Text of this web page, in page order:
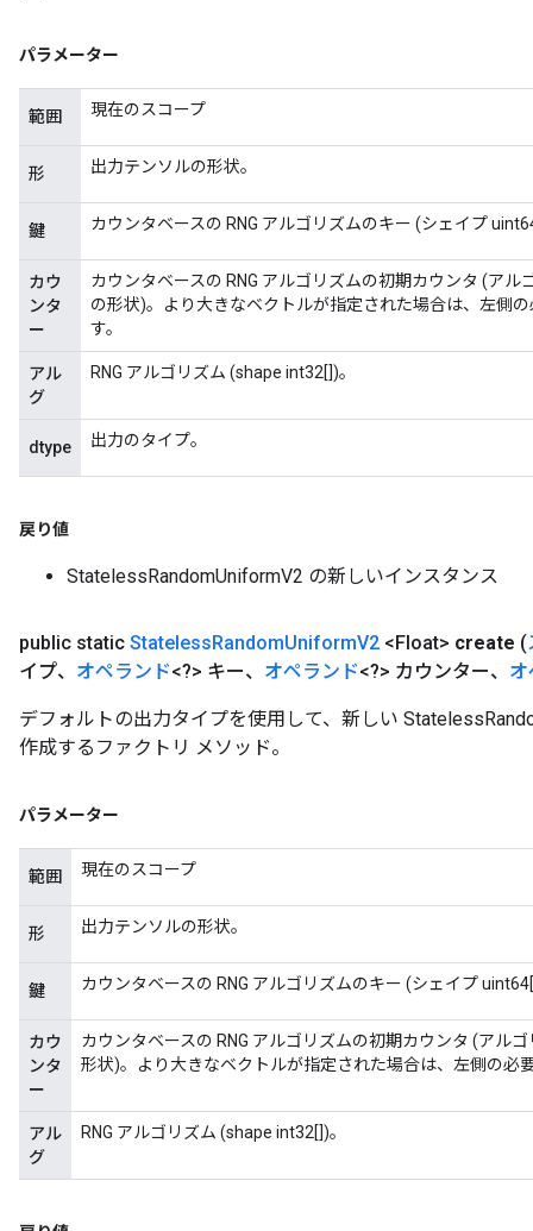
パラメーター
範囲 現在のスコープ
形 出力テンソルの形状。
鍵 カウンタベースの RNG アルゴリズムのキー (シェイプ
カウ
ンタ
ー
カウンタベースの RNG アルゴリズムの初期カウンタ (ア
の形状)。より大きなベクトルが指定された場合は、左側
す。
アル
グ
RNG アルゴリズム (shape int32[])。
dtype 出力のタイプ。
戻り値
StatelessRandomUniformV2 の新しいインスタンス
public static StatelessRandomUniformV2 <Float> create (
イプ、 オペランド<?> キー、 オペランド<?> カウンター、 オ
デフォルトの出力タイプを使用して、新しい
作成するファクトリ メソッド。
パラメーター
範囲 現在のスコープ
形 出力テンソルの形状。
鍵 カウンタベースの RNG アルゴリズムのキー (シェイプ
カウ
ンタ
ー
カウンタベースの RNG アルゴリズムの初期カウンタ (アル
形状)。より大きなベクトルが指定された場合は、左側の必
アル
グ
RNG アルゴリズム (shape int32[])。